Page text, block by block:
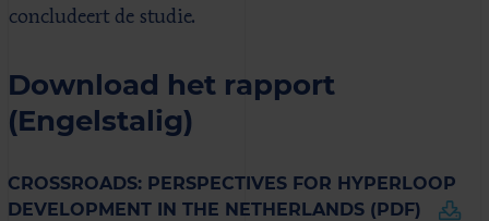
concludeert de studie.
Download het rapport
(Engelstalig)
CROSSROADS: PERSPECTIVES FOR HYPERLOOP
DEVELOPMENT IN THE NETHERLANDS (PDF)